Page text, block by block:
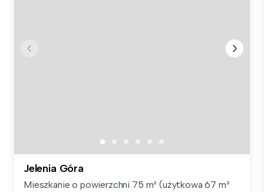
Jelenia Góra
Mieszkanie o powierzchni 75 m² (użytkowa 67 m²